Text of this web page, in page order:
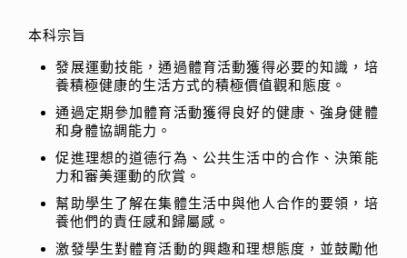
本科宗旨
發展運動技能，通過體育活動獲得必要的知識，培
養積極健康的生活方式的積極價值觀和態度。
通過定期參加體育活動獲得良好的健康、強身健體
和身體協調能力。
促進理想的道德行為、公共生活中的合作、決策能
力和審美運動的欣賞。
幫助學生了解在集體生活中與他人合作的要領，培
養他們的責任感和歸屬感。
激發學生對體育活動的興趣和理想態度，並鼓勵他